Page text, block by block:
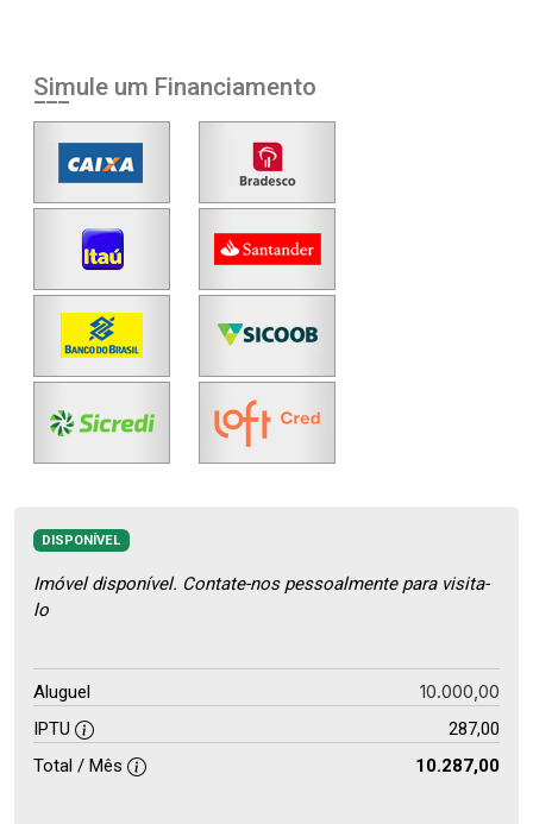
Simule um Financiamento
DISPONÍVEL
Imóvel disponível. Contate-nos pessoalmente para visita-
lo
Aluguel 10.000,00
IPTU
287,00
Total / Mês
10.287,00